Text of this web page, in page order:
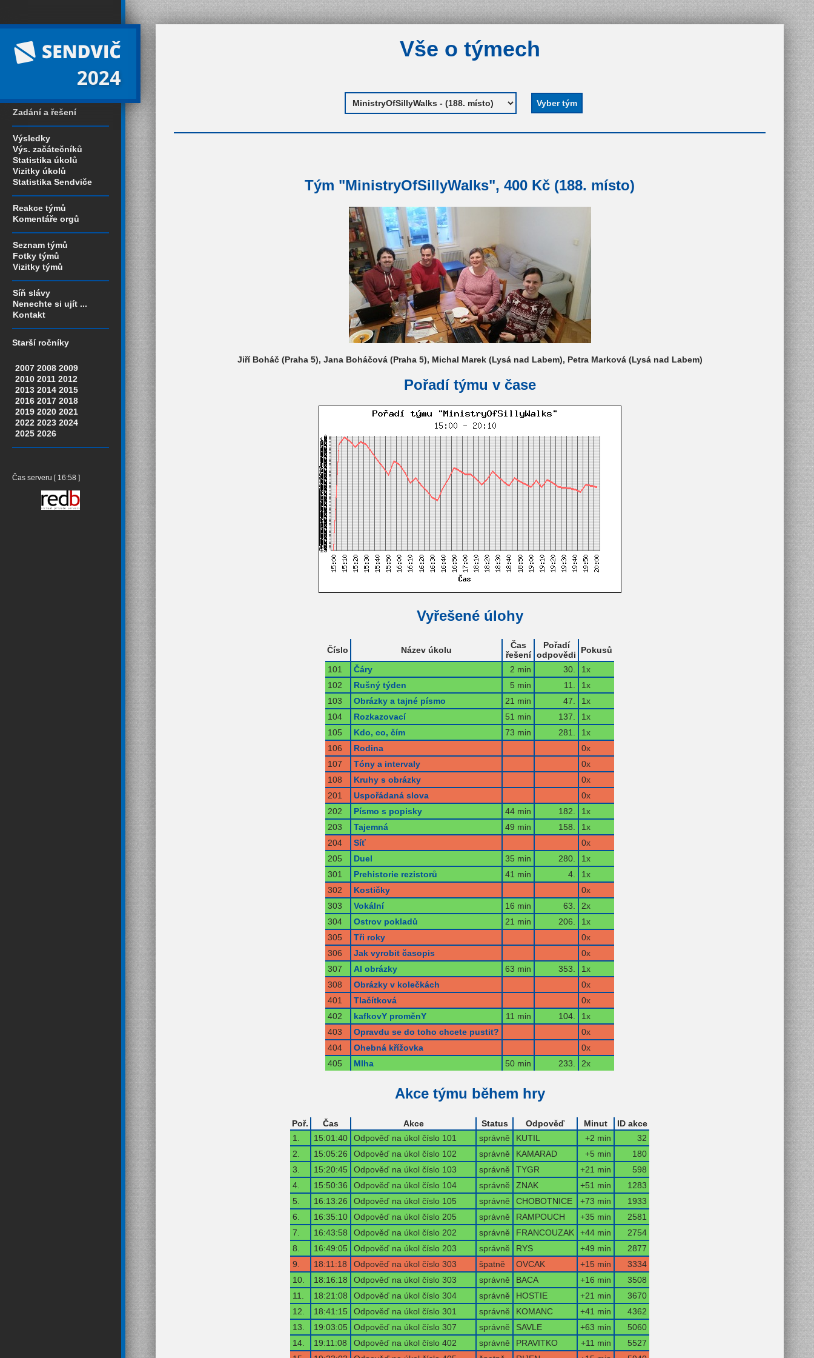
2024
Zadání a řešení
Výsledky
Výs. začátečníků
Statistika úkolů
Vizitky úkolů
Statistika Sendviče
Reakce týmů
Komentáře orgů
Seznam týmů
Fotky týmů
Vizitky týmů
Síň slávy
Nenechte si ujít ...
Kontakt
Starší ročníky
2007 2008 2009
2010 2011 2012
2013 2014 2015
2016 2017 2018
2019 2020 2021
2022 2023 2024
2025 2026
Čas serveru [ 16:58 ]
Vše o týmech
Tým "MinistryOfSillyWalks", 400 Kč (188. místo)
Jiří Boháč (Praha 5), Jana Boháčová (Praha 5), Michal Marek (Lysá nad Labem), Petra Marková (Lysá nad Labem)
Pořadí týmu v čase
Vyřešené úlohy
Číslo Název úkolu
Čas
řešení
Pořadí
odpovědi
Pokusů
101
Čáry 2 min 30.
1x
102
Rušný týden 5 min 11.
1x
103
Obrázky a tajné písmo 21 min 47.
1x
104
Rozkazovací 51 min 137.
1x
105
Kdo, co, čím 73 min 281.
1x
106
Rodina
0x
107
Tóny a intervaly
0x
108
Kruhy s obrázky
0x
201
Uspořádaná slova
0x
202
Písmo s popisky 44 min 182.
1x
203
Tajemná 49 min 158.
1x
204
Síť
0x
205
Duel 35 min 280.
1x
301
Prehistorie rezistorů 41 min 4.
1x
302
Kostičky
0x
303
Vokální 16 min 63.
2x
304
Ostrov pokladů 21 min 206.
1x
305
Tři roky
0x
306
Jak vyrobit časopis
0x
307
AI obrázky 63 min 353.
1x
308
Obrázky v kolečkách
0x
401
Tlačítková
0x
402
kafkovY proměnY 11 min 104.
1x
403
Opravdu se do toho chcete pustit?
0x
404
Ohebná křížovka
0x
405
Mlha 50 min 233. 2x
Akce týmu během hry
Poř. Čas Akce Status Odpověď Minut
ID akce
1.
15:01:40 Odpověď na úkol číslo 101 správně KUTIL +2 min
32
2.
15:05:26 Odpověď na úkol číslo 102 správně KAMARAD +5 min
180
3.
15:20:45 Odpověď na úkol číslo 103 správně TYGR +21 min
598
4.
15:50:36 Odpověď na úkol číslo 104 správně ZNAK +51 min
1283
5.
16:13:26 Odpověď na úkol číslo 105 správně CHOBOTNICE +73 min
1933
6.
16:35:10 Odpověď na úkol číslo 205 správně RAMPOUCH +35 min
2581
7.
16:43:58 Odpověď na úkol číslo 202 správně FRANCOUZAK +44 min
2754
8.
16:49:05 Odpověď na úkol číslo 203 správně RYS +49 min
2877
9.
18:11:18 Odpověď na úkol číslo 303 špatně OVCAK +15 min
3334
10.
18:16:18 Odpověď na úkol číslo 303 správně BACA +16 min
3508
11.
18:21:08 Odpověď na úkol číslo 304 správně HOSTIE +21 min
3670
12.
18:41:15 Odpověď na úkol číslo 301 správně KOMANC +41 min
4362
13.
19:03:05 Odpověď na úkol číslo 307 správně SAVLE +63 min
5060
14.
19:11:08 Odpověď na úkol číslo 402 správně PRAVITKO +11 min
5527